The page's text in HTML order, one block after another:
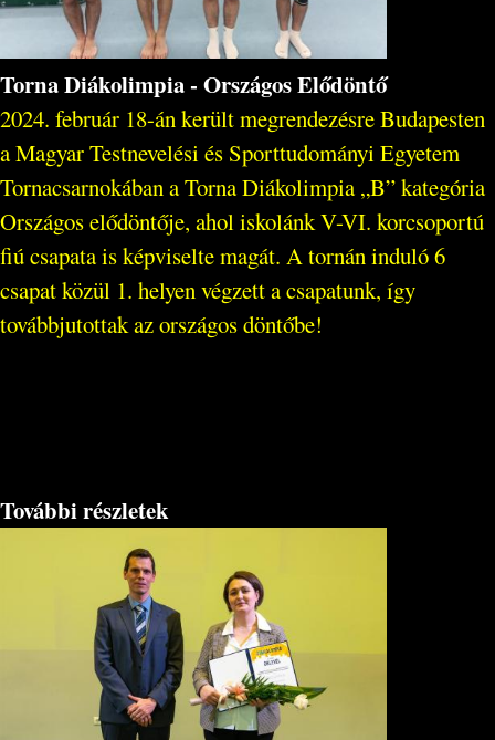
Torna Diákolimpia - Országos Elődöntő
2024. február 18-án került megrendezésre Budapesten
a Magyar Testnevelési és Sporttudományi Egyetem
Tornacsarnokában a Torna Diákolimpia „B” kategória
Országos elődöntője, ahol iskolánk V-VI. korcsoportú
fiú csapata is képviselte magát. A tornán induló 6
csapat közül 1. helyen végzett a csapatunk, így
továbbjutottak az országos döntőbe!
További részletek